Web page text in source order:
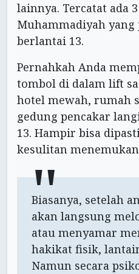
lainnya. Tercatat ada
Muhammadiyah
berlantai 13.
Pernahkah Anda
tombol di dalam lift
hotel mewah, rumah
gedung pencakar
13. Hampir bisa
kesulitan
Biasanya, setelah
akan langsung
atau menyamar
hakikat fisik,
Namun secara